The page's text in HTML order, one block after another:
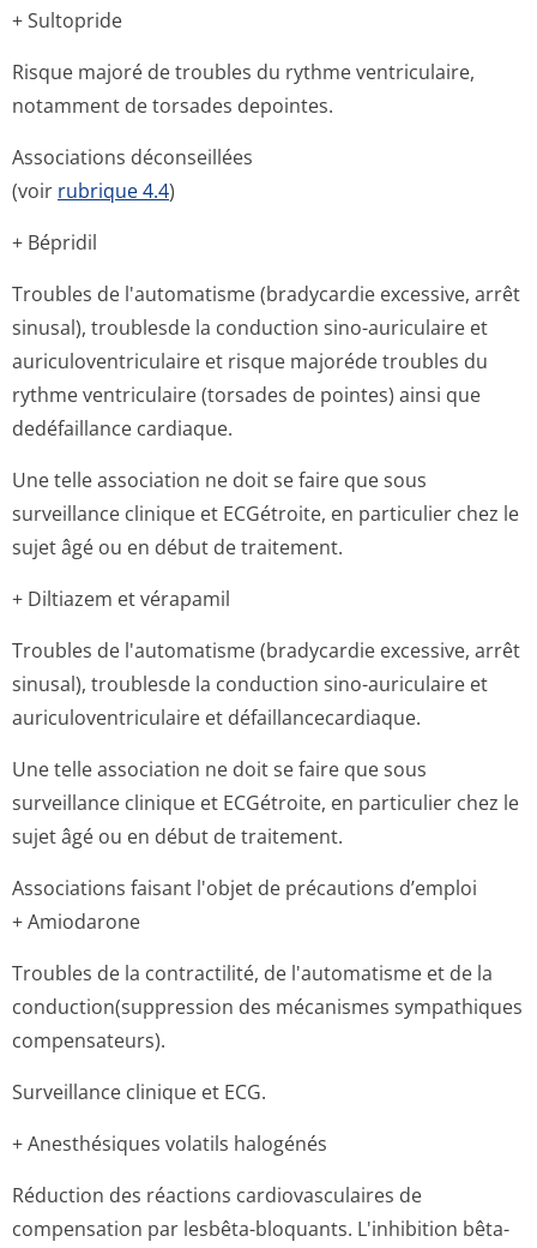
+ Sultopride
Risque majoré de troubles du rythme ventriculaire,
notamment de torsades depointes.
Associations déconseillées
(voir rubrique 4.4)
+ Bépridil
Troubles de l'automatisme (bradycardie excessive, arrêt
sinusal), troublesde la conduction sino-auriculaire et
auriculoventri­culaire et risque majoréde troubles du
rythme ventriculaire (torsades de pointes) ainsi que
dedéfaillance cardiaque.
Une telle association ne doit se faire que sous
surveillance clinique et ECGétroite, en particulier chez le
sujet âgé ou en début de traitement.
+ Diltiazem et vérapamil
Troubles de l'automatisme (bradycardie excessive, arrêt
sinusal), troublesde la conduction sino-auriculaire et
auriculoventri­culaire et défaillancecar­diaque.
Une telle association ne doit se faire que sous
surveillance clinique et ECGétroite, en particulier chez le
sujet âgé ou en début de traitement.
Associations faisant l'objet de précautions d’emploi
+ Amiodarone
Troubles de la contractilité, de l'automatisme et de la
conduction(sup­pression des mécanismes sympathiques
compensateurs).
Surveillance clinique et ECG.
+ Anesthésiques volatils halogénés
Réduction des réactions cardiovasculaires de
compensation par lesbêta-bloquants. L'inhibition bêta-